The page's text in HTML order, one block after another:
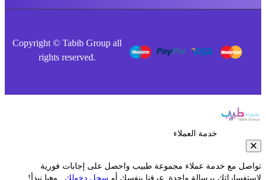
Copyright © Tabib Group all
rights reserved.
خدمة العملاء
مع خدمة عملاء مجموعة طبيب واحصل على إجابات فورية
برسالة واحدة. عرفنا بنفسك أوسجل دخولك.. وهيا نبدأ!